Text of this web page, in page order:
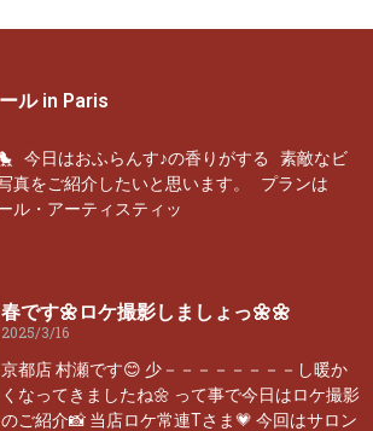
ル in Paris
今日はおふらんす♪の香りがする 素敵なビ
真をご紹介したいと思います。 プランは
ル・アーティスティッ
春です🌼ロケ撮影しましょっ🌼🌼
2025/3/16
京都店 村瀬です😊 少－－－－－－－－し暖か
くなってきましたね🌼 って事で今日はロケ撮影
のご紹介📸 当店ロケ常連Tさま💗 今回はサロン